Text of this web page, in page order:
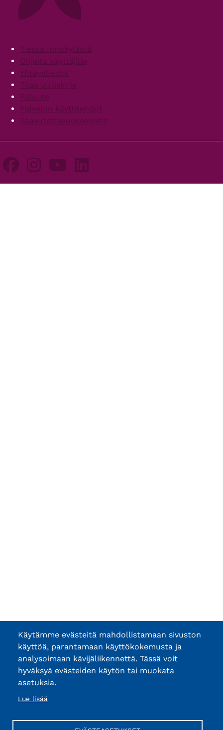
FooterTietoa Innokylästä
Ohjeita käyttäjille
Yhteystiedot
Tilaa uutiskirje
Palaute
Palvelun käyttöehdot
Saavutettavuusseloste
Käytämme evästeitä mahdollistamaan sivuston
käyttöä, parantamaan käyttökokemusta ja
analysoimaan kävijäliikennettä. Tässä voit
hyväksyä evästeiden käytön tai muokata
asetuksia.
Lue lisää